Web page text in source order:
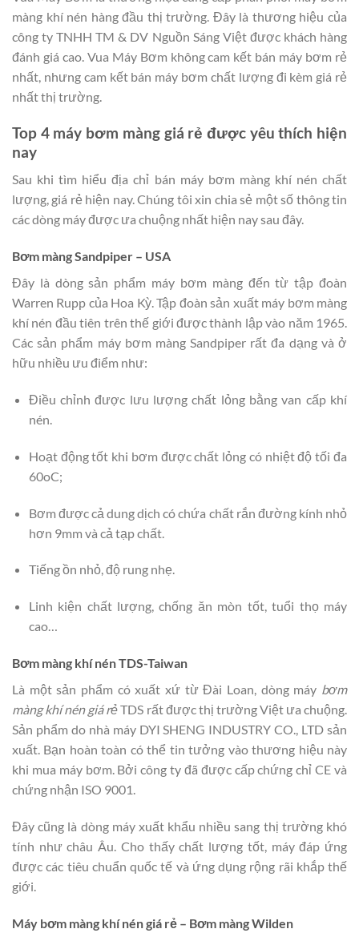
màng khí nén hàng đầu thị trường. Đây là thương hiệu của
công ty TNHH TM & DV Nguồn Sáng Việt được khách hàng
đánh giá cao. Vua Máy Bơm không cam kết bán máy bơm rẻ
nhất, nhưng cam kết bán máy bơm chất lượng đi kèm giá rẻ
nhất thị trường.
Top 4 máy bơm màng giá rẻ được yêu thích hiện
nay
Sau khi tìm hiểu địa chỉ bán máy bơm màng khí nén chất
lượng, giá rẻ hiện nay. Chúng tôi xin chia sẻ một số thông tin
các dòng máy được ưa chuộng nhất hiện nay sau đây.
Bơm màng Sandpiper – USA
Đây là dòng sản phẩm máy bơm màng đến từ tập đoàn
Warren Rupp của Hoa Kỳ. Tập đoàn sản xuất máy bơm màng
khí nén đầu tiên trên thế giới được thành lập vào năm 1965.
Các sản phẩm máy bơm màng Sandpiper rất đa dạng và ở
hữu nhiều ưu điểm như:
Điều chỉnh được lưu lượng chất lỏng bằng van cấp khí
nén.
Hoạt động tốt khi bơm được chất lỏng có nhiệt độ tối đa
60oC;
Bơm được cả dung dịch có chứa chất rắn đường kính nhỏ
hơn 9mm và cả tạp chất.
Tiếng ồn nhỏ, độ rung nhẹ.
Linh kiện chất lượng, chống ăn mòn tốt, tuổi thọ máy
cao…
Bơm màng khí nén TDS-Taiwan
Là một sản phẩm có xuất xứ từ Đài Loan, dòng máy bơm
màng khí nén giá rẻTDS rất được thị trường Việt ưa chuộng.
Sản phẩm do nhà máy DYI SHENG INDUSTRY CO., LTD sản
xuất. Bạn hoàn toàn có thể tin tưởng vào thương hiệu này
khi mua máy bơm. Bởi công ty đã được cấp chứng chỉ CE và
chứng nhận ISO 9001.
Đây cũng là dòng máy xuất khẩu nhiều sang thị trường khó
tính như châu Âu. Cho thấy chất lượng tốt, máy đáp ứng
được các tiêu chuẩn quốc tế và ứng dụng rộng rãi khắp thế
giới.
Máy bơm màng khí nén giá rẻ – Bơm màng Wilden